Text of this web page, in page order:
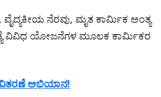
ನೆರವು, ಮೃತ ಕಾರ್ಮಿಕ ಅಂತ್ಯ
ವಿವಿಧ ಯೋಜನೆಗಳ ಮೂಲಕ ಕಾರ್ಮಿಕರ
ವಿತರಣೆ ಅಭಿಯಾನ!